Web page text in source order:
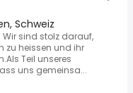
Schweiz
Wir sind stolz darauf,
zu heissen und ihr
Teil unseres
uns gemeinsa...